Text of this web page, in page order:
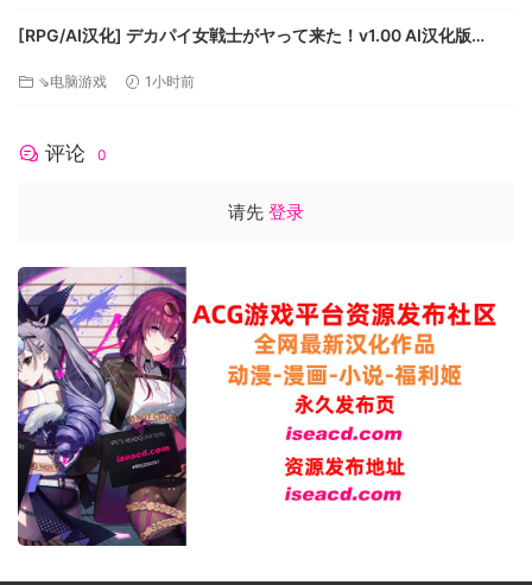
＜解开任何所搜集到的情报，便能找到逃离的线索！＞
在寻找各个线索时，必须检视整间房间。考验身为勇者的你的
＜不可碰触！不可分心！公主们也必须全力以赴！＞
因解谜时有时间上的限制，必须聚精会神地专注在解谜上，不
一旦触碰到她们，虽然可以看到她们陶醉的样子，但是也有可
能会惹她们生气。注意千万不要手滑了！
解救世界的勇者必须隐藏着自己的欲望，认真地解开一切所有
谜团！
勇者的一举一动将有可能…会影响公主及勇者的命运…！嗯…只
能说是有可能！
[RPG/AI汉化] デカパイ女戦士がヤって来た！v1.00 AI汉化版
⇘电脑游戏 1小时前
评论 0
请先 登录